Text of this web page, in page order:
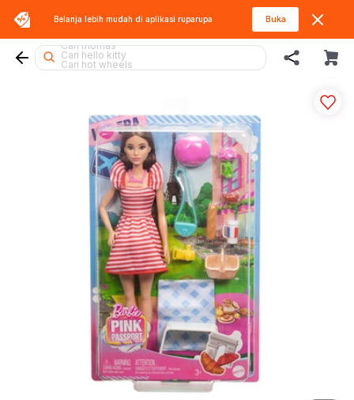
Belanja lebih mudah di aplikasi ruparupa Buka
Cari blokees
Cari thomas
Cari hello kitty
Cari hot wheels
Cari batman
Cari spiderman
Cari barbie
Cari miffy
Cari fuggler
Cari rolife sanrio
Cari lego botanicals
Cari blaster
Cari mobil
Cari sylvanian
Cari gel blaster
Cari lego superheroes
Cari squishy
Cari kiddy fun
Cari tobot
Cari rolife
Cari diecast